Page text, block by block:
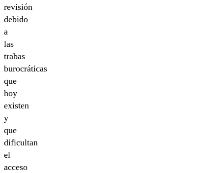
revisión
debido
a
las
trabas
burocráticas
que
hoy
existen
y
que
dificultan
el
acceso